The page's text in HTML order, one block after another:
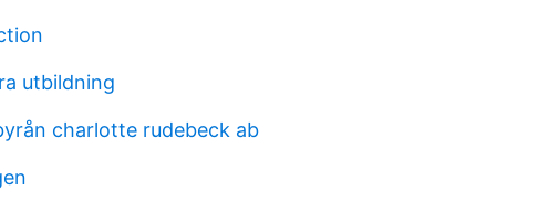
utbildning
charlotte rudebeck ab